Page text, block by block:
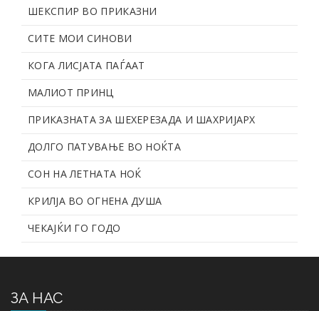
ШЕКСПИР ВО ПРИКАЗНИ
СИТЕ МОИ СИНОВИ
КОГА ЛИСЈАТА ПАЃААТ
МАЛИОТ ПРИНЦ
ПРИКАЗНАТА ЗА ШЕХЕРЕЗАДА И ШАХРИЈАРХ
ДОЛГО ПАТУВАЊЕ ВО НОЌТА
СОН НА ЛЕТНАТА НОЌ
КРИЛЈА ВО ОГНЕНА ДУША
ЧЕКАЈЌИ ГО ГОДО
ЗА НАС